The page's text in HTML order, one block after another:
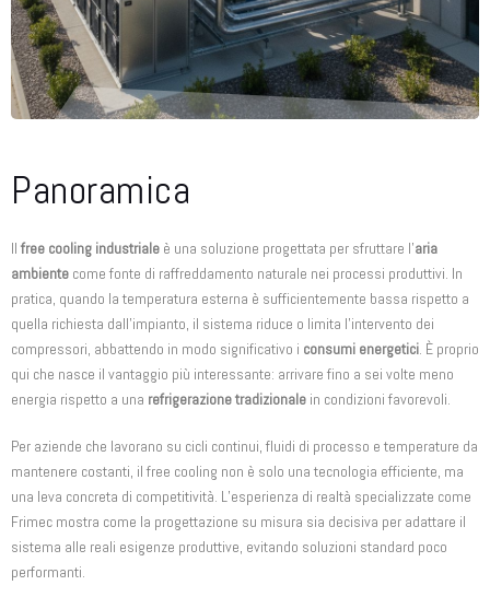
Panoramica
Il free cooling industriale è una soluzione progettata per sfruttare l’aria
ambiente come fonte di raffreddamento naturale nei processi produttivi. In
pratica, quando la temperatura esterna è sufficientemente bassa rispetto a
quella richiesta dall’impianto, il sistema riduce o limita l’intervento dei
compressori, abbattendo in modo significativo i consumi energetici. È proprio
qui che nasce il vantaggio più interessante: arrivare fino a sei volte meno
energia rispetto a una refrigerazione tradizionale in condizioni favorevoli.
Per aziende che lavorano su cicli continui, fluidi di processo e temperature da
mantenere costanti, il free cooling non è solo una tecnologia efficiente, ma
una leva concreta di competitività. L’esperienza di realtà specializzate come
Frimec mostra come la progettazione su misura sia decisiva per adattare il
sistema alle reali esigenze produttive, evitando soluzioni standard poco
performanti.